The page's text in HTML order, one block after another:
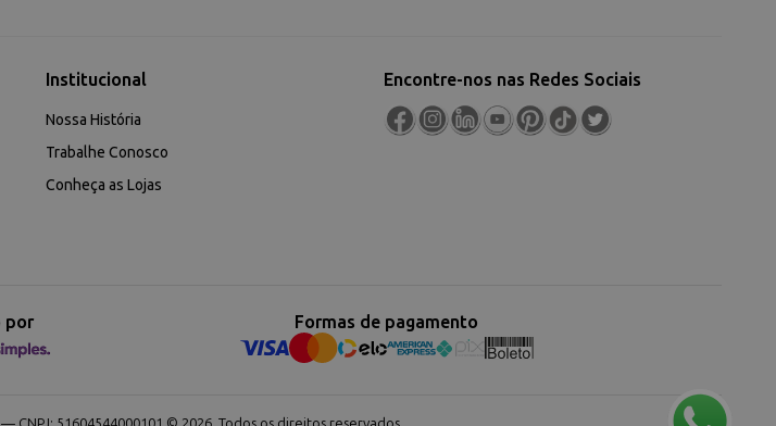
Institucional
Nossa História
Trabalhe Conosco
Conheça as Lojas
Encontre-nos nas Redes Sociais
por Formas de pagamento